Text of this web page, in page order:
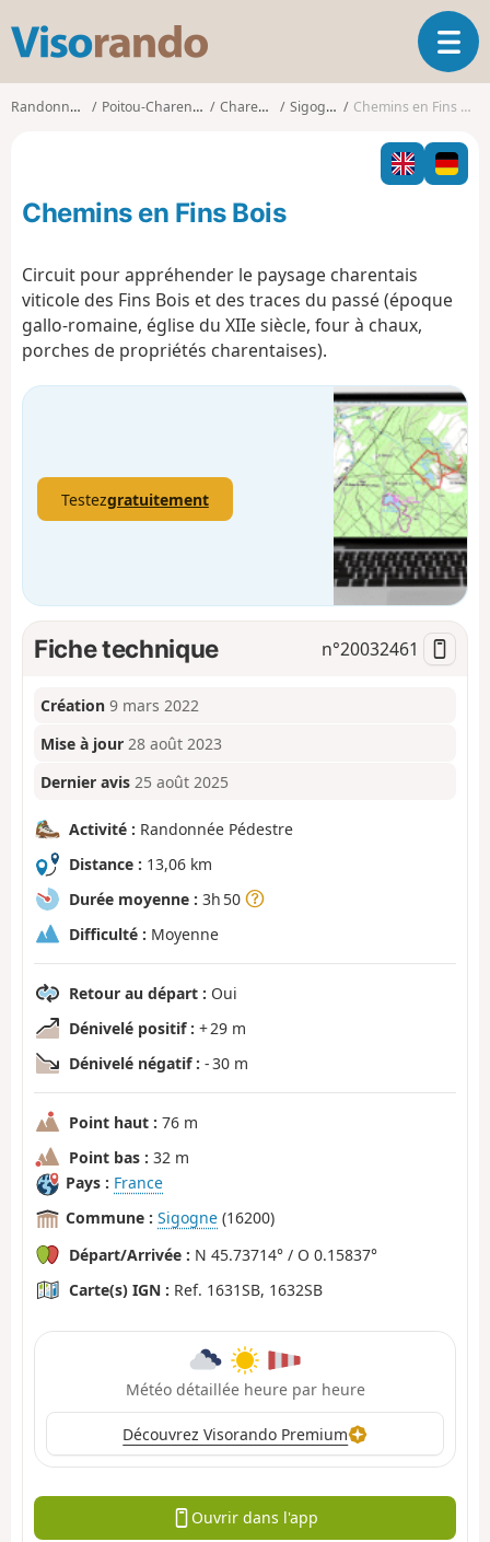
s
o
o
O
u
i
r
l
i
i
o
n
Randonnées Poitou-Charentes Charente Sigogne Chemins en Fins Bois
Chemins en Fins Bois
Circuit pour appréhender le paysage charentais
viticole des Fins Bois et des traces du passé (époque
gallo-romaine, église du XIIe siècle, four à chaux,
porches de propriétés charentaises).
Testezgratuitement
Fiche technique n°20032461
Création 9 mars 2022
Mise à jour 28 août 2023
Dernier avis 25 août 2025
Activité : Randonnée Pédestre
Distance : 13,06 km
Durée moyenne : 3h 50
Difficulté : Moyenne
Retour au départ : Oui
Dénivelé positif : + 29 m
Dénivelé négatif : - 30 m
Point haut : 76 m
Point bas : 32 m
Pays : France
Commune : Sigogne (16200)
Départ/Arrivée : N 45.73714° / O 0.15837°
Carte(s) IGN : Ref. 1631SB, 1632SB
Météo détaillée heure par heure
Découvrez Visorando Premium
Ouvrir dans l'app